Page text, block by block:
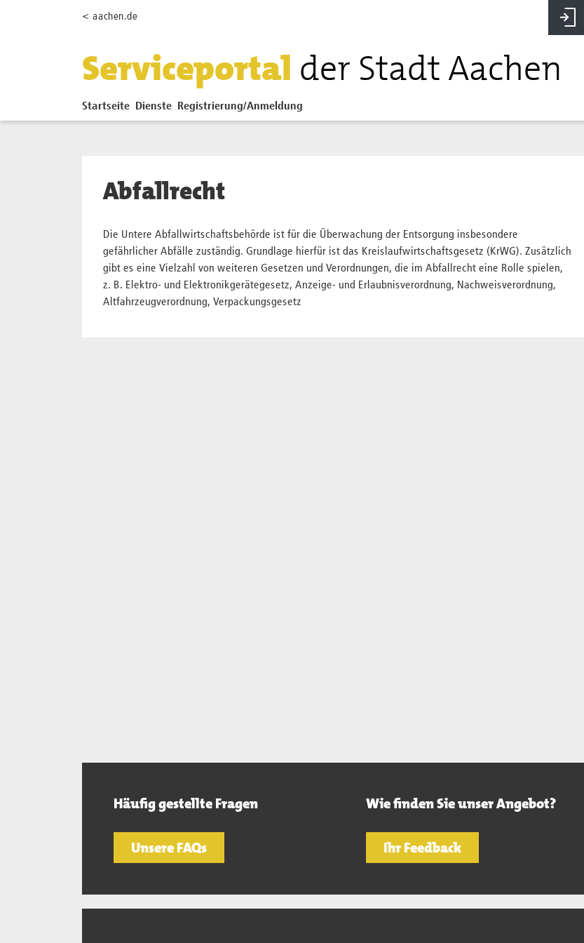
Zum Hauptinhalt springen
< aachen.de
Serviceportal der Stadt Aachen
Startseite Dienste Registrierung/Anmeldung
Abfallrecht
Die Untere Abfallwirtschaftsbehörde ist für die Überwachung der Entsorgung insbesondere
gefährlicher Abfälle zuständig. Grundlage hierfür ist das Kreislaufwirtschaftsgesetz (KrWG). Zusätzlich
gibt es eine Vielzahl von weiteren Gesetzen und Verordnungen, die im Abfallrecht eine Rolle spielen,
z. B. Elektro- und Elektronikgerätegesetz, Anzeige- und Erlaubnisverordnung, Nachweisverordnung,
Altfahrzeugverordnung, Verpackungsgesetz
Häufig gestellte Fragen
Unsere FAQs
Wie finden Sie unser Angebot?
Ihr Feedback